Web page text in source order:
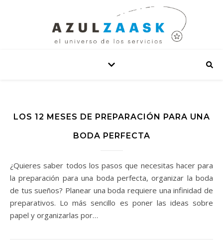
LOS 12 MESES DE PREPARACIÓN PARA UNA
BODA PERFECTA
¿Quieres saber todos los pasos que necesitas hacer para
la preparación para una boda perfecta, organizar la boda
de tus sueños? Planear una boda requiere una infinidad de
preparativos. Lo más sencillo es poner las ideas sobre
papel y organizarlas por…